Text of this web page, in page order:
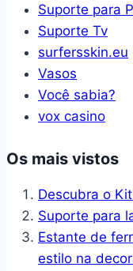
Suporte para
Suporte Tv
surfersskin.eu
Vasos
Você sabia?
vox casino
Os mais vistos
Descubra o
Suporte para
Estante de
estilo na